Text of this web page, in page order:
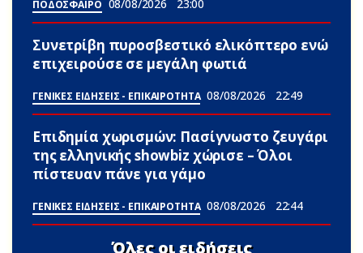
ΠΟΔΟΣΦΑΙΡΟ 08/08/2026 23:00
Συνετρίβη πυροσβεστικό ελικόπτερο ενώ
επιχειρούσε σε μεγάλη φωτιά
ΓΕΝΙΚΕΣ ΕΙΔΗΣΕΙΣ - ΕΠΙΚΑΙΡΟΤΗΤΑ 08/08/2026 22:49
Επιδημία χωρισμών: Πασίγνωστο ζευγάρι
της ελληνικής showbiz χώρισε – Όλοι
πίστευαν πάνε για γάμο
ΓΕΝΙΚΕΣ ΕΙΔΗΣΕΙΣ - ΕΠΙΚΑΙΡΟΤΗΤΑ 08/08/2026 22:44
Όλες οι ειδήσεις